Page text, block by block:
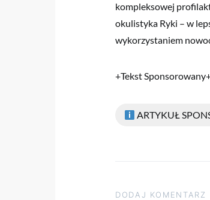
kompleksowej
okulistyka Ryki – w
wykorzystaniem
+Tekst
ARTYKUŁ
DODAJ KOMENTARZ